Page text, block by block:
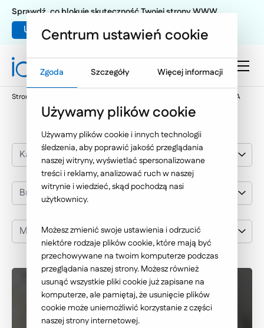
Umów warsztat UX
Sprawdź, co blokuje skuteczność Twojej strony WWW
Strona główna Mercator Medical SA
Kategoria realizacji
Branża
Mercator Medical SA
Centrum ustawień cookie
Zgoda Szczegóły Więcej informacji
Używamy plików cookie
Używamy plików cookie i innych technologii
śledzenia, aby poprawić jakość przeglądania
naszej witryny, wyświetlać spersonalizowane
treści i reklamy, analizować ruch w naszej
witrynie i wiedzieć, skąd pochodzą nasi
użytkownicy.
Możesz zmienić swoje ustawienia i odrzucić
niektóre rodzaje plików cookie, które mają być
przechowywane na twoim komputerze podczas
przeglądania naszej strony. Możesz również
usunąć wszystkie pliki cookie już zapisane na
komputerze, ale pamiętaj, że usunięcie plików
cookie może uniemożliwić korzystanie z części
naszej strony internetowej.